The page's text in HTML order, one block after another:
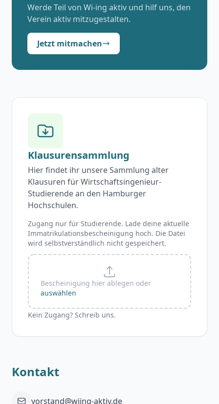
Werde Teil von Wi-ing aktiv und hilf uns, den
Verein aktiv mitzugestalten.
Jetzt mitmachen
Klausurensammlung
Hier findet ihr unsere Sammlung alter
Klausuren für Wirtschaftsingenieur-
Studierende an den Hamburger
Hochschulen.
Zugang nur für Studierende. Lade deine aktuelle
Immatrikulationsbescheinigung hoch. Die Datei
wird selbstverständlich nicht gespeichert.
Bescheinigung hier ablegen oder
auswählen
Kein Zugang? Schreib uns.
Kontakt
vorstand@wiing-aktiv.de